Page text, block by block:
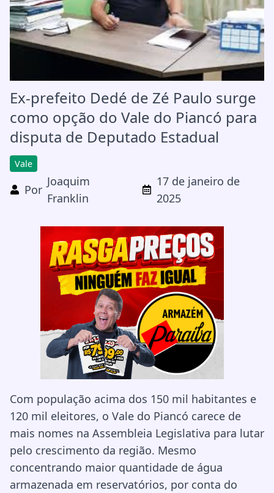
Ex-prefeito Dedé de Zé Paulo surge
como opção do Vale do Piancó para
disputa de Deputado Estadual
Vale
Por
Joaquim
Franklin
17 de janeiro de
2025
Com população acima dos 150 mil habitantes e
120 mil eleitores, o Vale do Piancó carece de
mais nomes na Assembleia Legislativa para lutar
pelo crescimento da região. Mesmo
concentrando maior quantidade de água
armazenada em reservatórios, por conta do